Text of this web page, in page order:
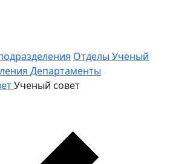
Отделы Ученый
Департаменты
Ученый совет